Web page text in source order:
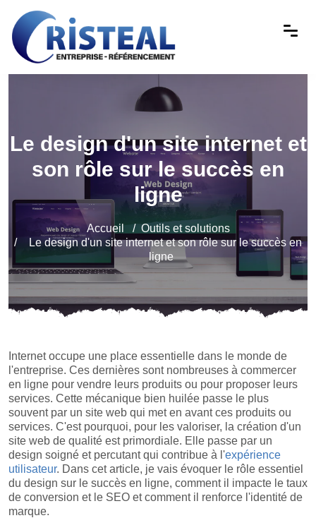
Le design d'un site internet et
son rôle sur le succès en
ligne
Accueil
Outils et solutions
Le design d'un site internet et son rôle sur le succès en
ligne
Internet occupe une place essentielle dans le monde de
l'entreprise. Ces dernières sont nombreuses à commercer
en ligne pour vendre leurs produits ou pour proposer leurs
services. Cette mécanique bien huilée passe le plus
souvent par un site web qui met en avant ces produits ou
services. C'est pourquoi, pour les valoriser, la création d'un
site web de qualité est primordiale. Elle passe par un
design soigné et percutant qui contribue à l'expérience
utilisateur. Dans cet article, je vais évoquer le rôle essentiel
du design sur le succès en ligne, comment il impacte le taux
de conversion et le SEO et comment il renforce l'identité de
marque.